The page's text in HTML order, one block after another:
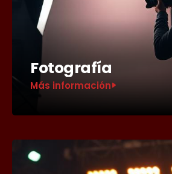
Fotografía
Más información